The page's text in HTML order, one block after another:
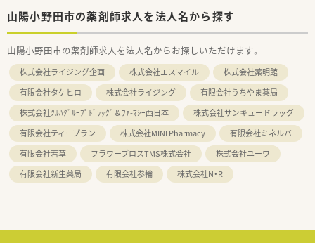
山陽小野田市の薬剤師求人を法人名から探す
山陽小野田市の薬剤師求人を法人名からお探しいただけます。
株式会社ライジング企画 株式会社エスマイル
株式会社薬明館
有限会社タケヒロ
株式会社ライジング
有限会社うちやま薬局
株式会社ﾂﾙﾊｸﾞﾙｰﾌﾟﾄﾞﾗｯｸﾞ＆ﾌｧ-ﾏｼｰ西日本
株式会社サンキュードラッグ
有限会社ティープラン
株式会社MINI Pharmacy
有限会社ミネルバ
有限会社若草
フラワーブロスTMS株式会社
株式会社ユーワ
有限会社新生薬局
有限会社参輪 株式会社N・R